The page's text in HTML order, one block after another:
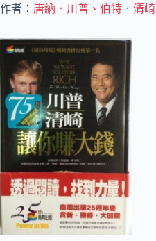
作者： 唐納．川普、伯特．清崎